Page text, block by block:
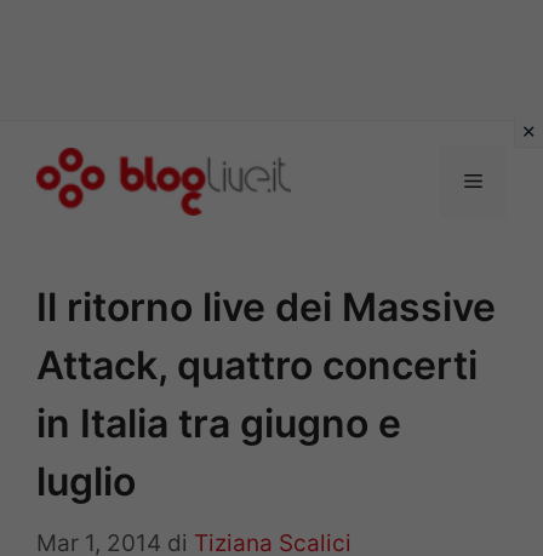
Menu
Il ritorno live dei Massive
Attack, quattro concerti
in Italia tra giugno e
luglio
Mar 1, 2014 di Tiziana Scalici